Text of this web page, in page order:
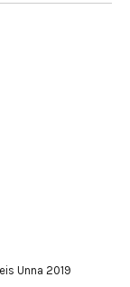
Unna 2019